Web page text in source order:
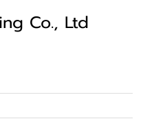
Co., Ltd